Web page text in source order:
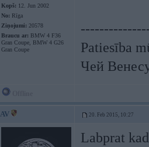
Kopš: 12. Jun 2002
No: Rīga
Ziņojumi: 20578
Braucu ar: BMW 4 F36
Gran Coupe, BMW 4 G26
Gran Coupe
Patiesība
Чей
AV 20. Feb 2015, 10:27
Labprat